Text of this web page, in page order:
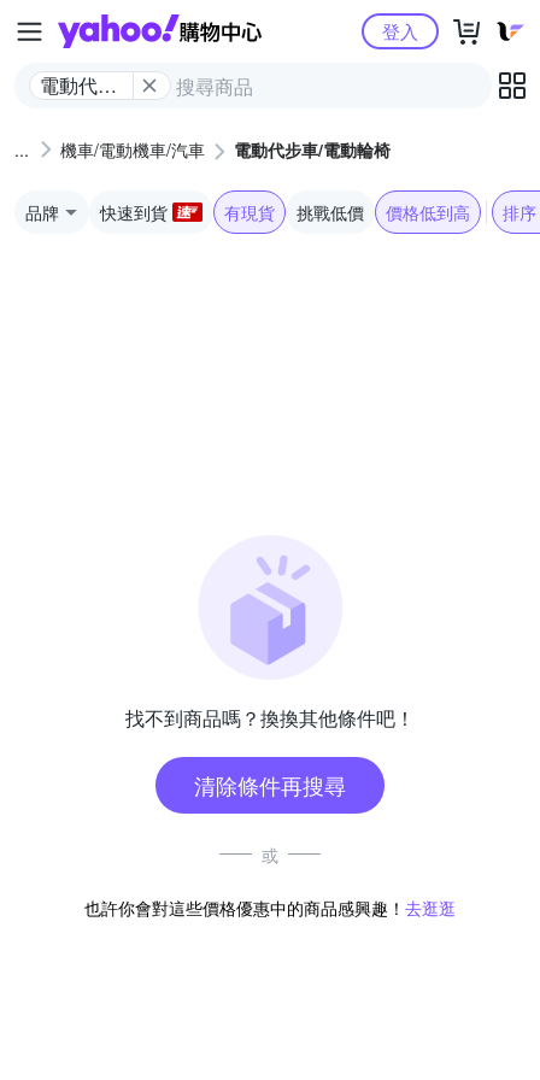
Yahoo購物中心
電動代步
椅
登入
機車/電動機車/汽車 電動代步車/電動輪椅
品牌 快速到貨 有現貨 挑戰低價 價格低到高 排序
找不到商品嗎？換換其他條件吧！
清除條件再搜尋
或
也許你會對這些價格優惠中的商品感興趣！ 去逛逛